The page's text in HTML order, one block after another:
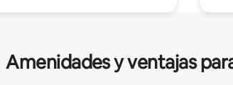
Amenidades y ventajas